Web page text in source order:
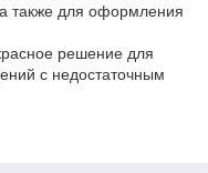
также для оформления
решение для
с недостаточным